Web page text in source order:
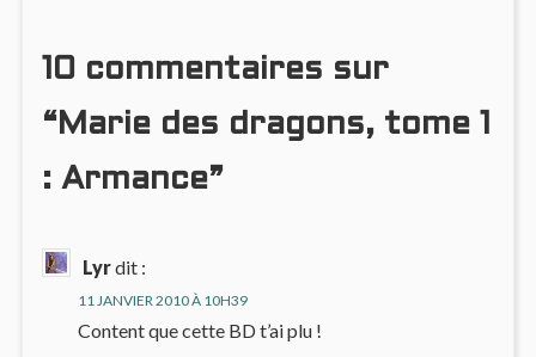
10 commentaires sur
“Marie des dragons, tome 1
: Armance”
Lyrdit :
11 JANVIER 2010 À 10H39
Content que cette BD t’ai plu !